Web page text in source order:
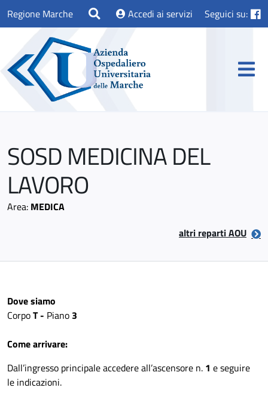
Regione Marche Accedi ai servizi Seguici su:
SOSD MEDICINA DEL
LAVORO
Area: MEDICA
altri reparti AOU
Dove siamo
CorpoT - Piano 3
Come arrivare:
Dall’ingresso principale accedere all’ascensore n. 1 e seguire
le indicazioni.